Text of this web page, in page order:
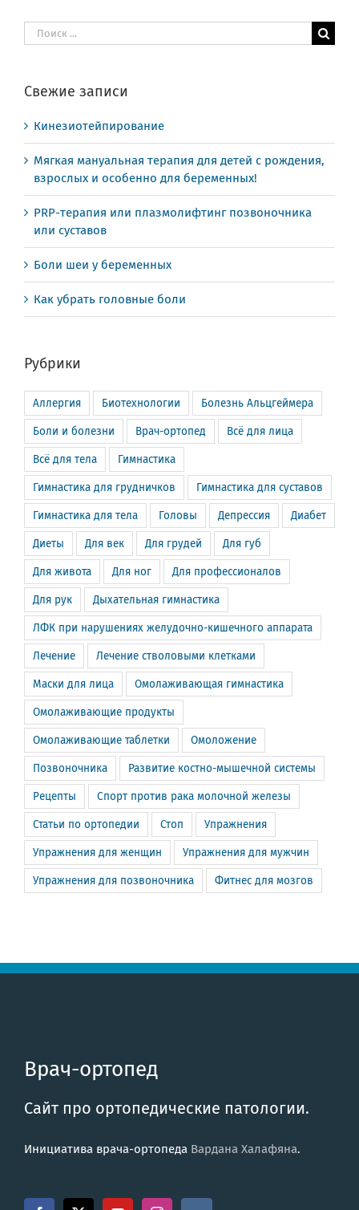
Результат
поиска:
Свежие записи
Кинезиотейпирование
Мягкая мануальная терапия для детей с рождения,
взрослых и особенно для беременных!
PRP-терапия или плазмолифтинг позвоночника
или суставов
Боли шеи у беременных
Как убрать головные боли
Рубрики
Аллергия Биотехнологии Болезнь Альцгеймера
Боли и болезни Врач-ортопед Всё для лица
Всё для тела Гимнастика
Гимнастика для грудничков Гимнастика для суставов
Гимнастика для тела Головы Депрессия Диабет
Диеты Для век Для грудей Для губ
Для живота Для ног Для профессионалов
Для рук Дыхательная гимнастика
ЛФК при нарушениях желудочно-кишечного аппарата
Лечение Лечение стволовыми клетками
Маски для лица Омолаживающая гимнастика
Омолаживающие продукты
Омолаживающие таблетки Омоложение
Позвоночника Развитие костно-мышечной системы
Рецепты Спорт против рака молочной железы
Статьи по ортопедии Стоп Упражнения
Упражнения для женщин Упражнения для мужчин
Упражнения для позвоночника Фитнес для мозгов
Врач-ортопед
Сайт про ортопедические патологии.
Инициатива врача-ортопеда Вардана Халафяна.